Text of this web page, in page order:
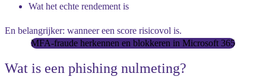
Wat het echte rendement is
En belangrijker: wanneer een score risicovol is.
MFA-fraude herkennen en blokkeren in Microsoft 365
Wat is een phishing nulmeting?